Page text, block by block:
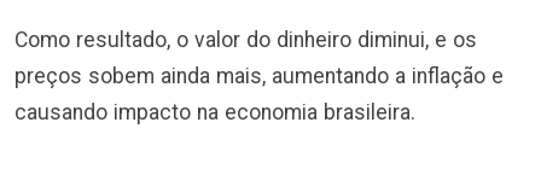
Como resultado, o valor do dinheiro diminui, e os
preços sobem ainda mais, aumentando a inflação e
causando impacto na economia brasileira.